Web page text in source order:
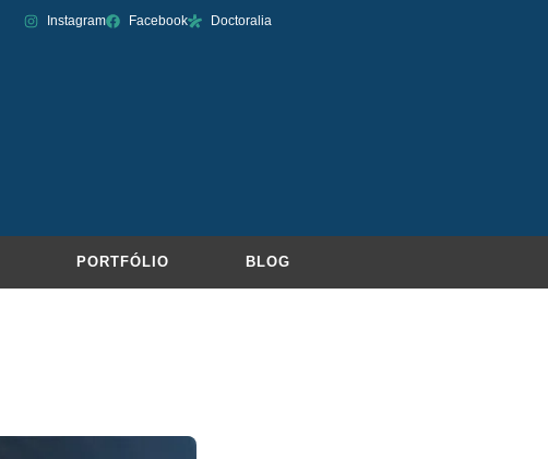
Instagram Facebook Doctoralia
PORTFÓLIO BLOG